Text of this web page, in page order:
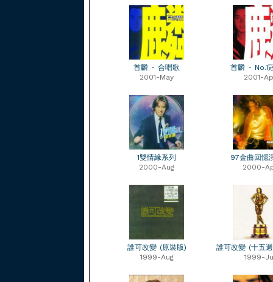
首麟 - 合唱歌
2001-May
首麟 - No.1
2001-
1雙情緣系列
2000-Aug
97金曲回憶
2000-
誰可改變 (原裝版)
1999-Aug
誰可改變 (十五
1999-